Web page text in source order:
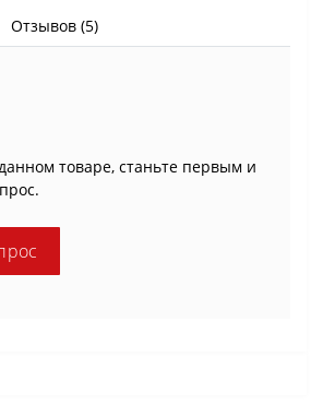
Отзывов (5)
товаре, станьте первым и